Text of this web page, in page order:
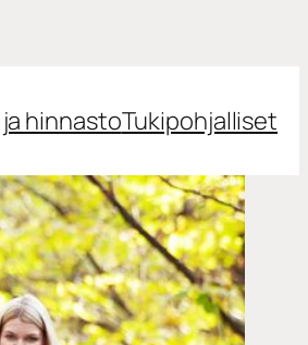
hinnastoTukipohjalliset